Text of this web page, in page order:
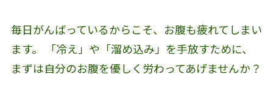
毎日がんばっているからこそ、お腹も疲れてしまい
ます。 「冷え」や「溜め込み」を手放すために、
まずは自分のお腹を優しく労わってあげませんか？